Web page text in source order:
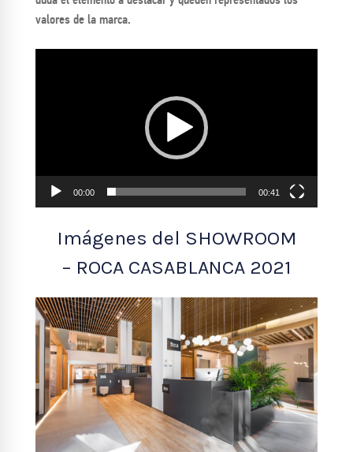
valores de la marca.
00:00 00:41
Imágenes del SHOWROOM
– ROCA CASABLANCA 2021